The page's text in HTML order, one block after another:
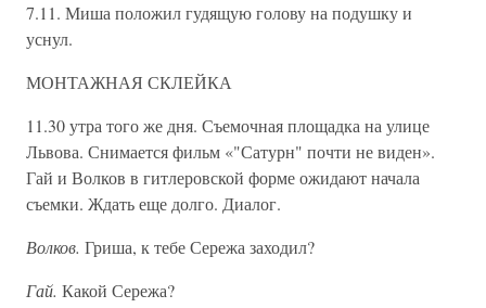
7.11. Миша положил гудящую голову на подушку и
уснул.
МОНТАЖНАЯ СКЛЕЙКА
11.30 утра того же дня. Съемочная площадка на улице
Львова. Снимается фильм «"Сатурн" почти не виден».
Гай и Волков в гитлеровской форме ожидают начала
съемки. Ждать еще долго. Диалог.
Волков. Гриша, к тебе Сережа заходил?
Гай. Какой Сережа?